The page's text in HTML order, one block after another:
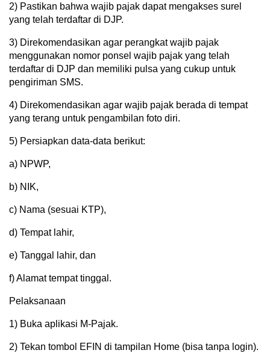
2) Pastikan bahwa wajib pajak dapat mengakses surel
yang telah terdaftar di DJP.
3) Direkomendasikan agar perangkat wajib pajak
menggunakan nomor ponsel wajib pajak yang telah
terdaftar di DJP dan memiliki pulsa yang cukup untuk
pengiriman SMS.
4) Direkomendasikan agar wajib pajak berada di tempat
yang terang untuk pengambilan foto diri.
5) Persiapkan data-data berikut:
a) NPWP,
b) NIK,
c) Nama (sesuai KTP),
d) Tempat lahir,
e) Tanggal lahir, dan
f) Alamat tempat tinggal.
Pelaksanaan
1) Buka aplikasi M-Pajak.
2) Tekan tombol EFIN di tampilan Home (bisa tanpa login).